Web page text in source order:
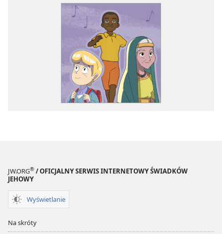
JW.ORG® / OFICJALNY SERWIS INTERNETOWY ŚWIADKÓW
JEHOWY
Wyświetlanie
Na skróty